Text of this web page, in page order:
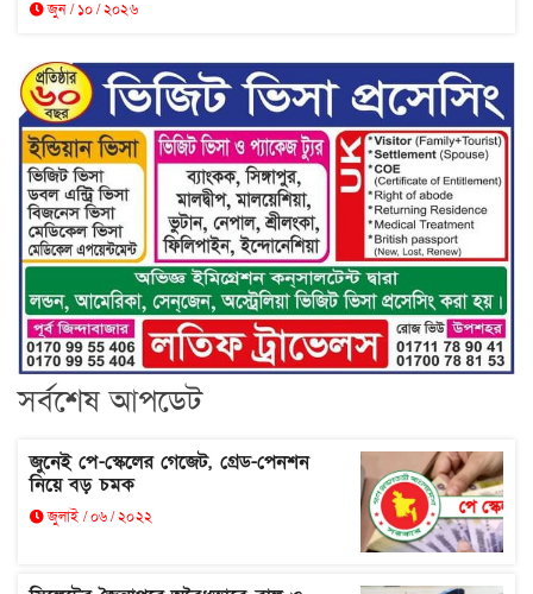
জুন / ১০ / ২০২৬
সর্বশেষ আপডেট
জুনেই পে-স্কেলের গেজেট, গ্রেড-পেনশন
নিয়ে বড় চমক
জুলাই / ০৬ / ২০২২